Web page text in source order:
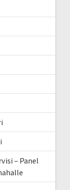
– Panel